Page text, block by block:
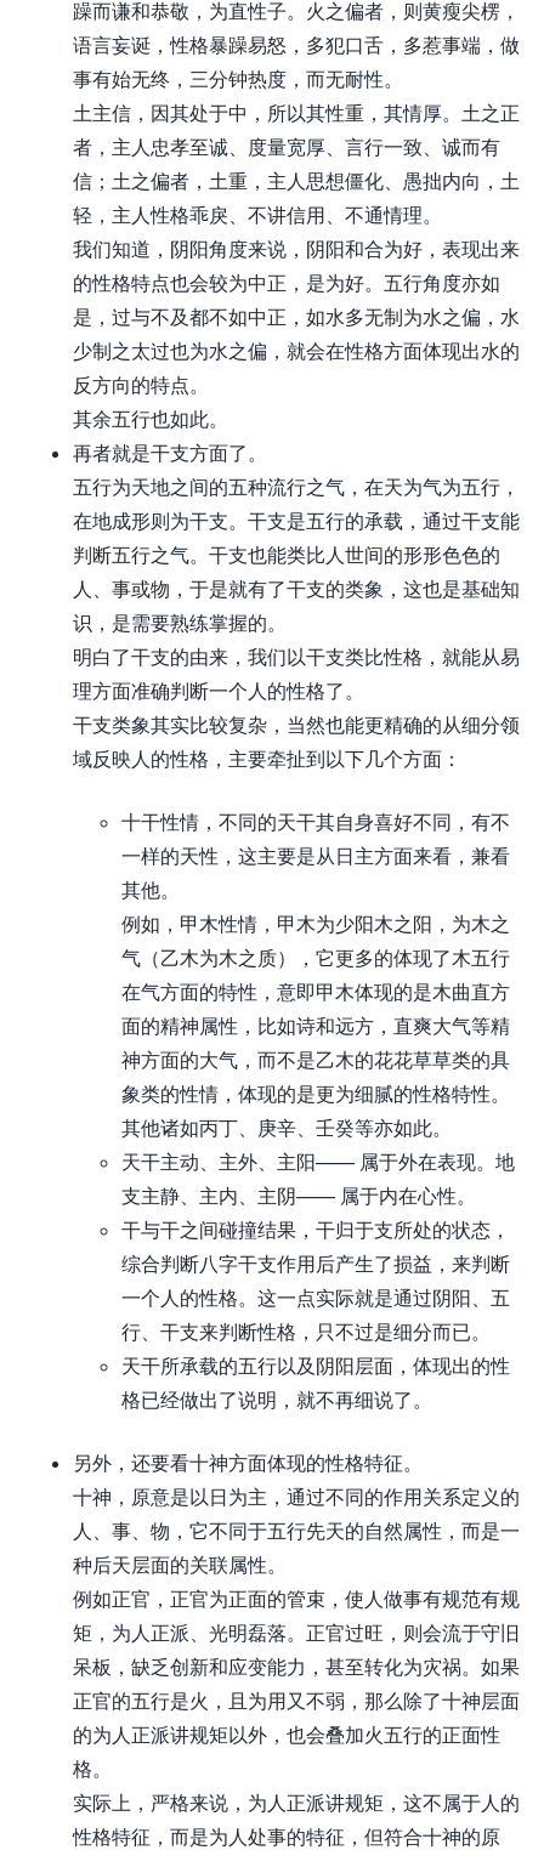
躁而谦和恭敬，为直性子。火之偏者，则黄瘦尖楞，
语言妄诞，性格暴躁易怒，多犯口舌，多惹事端，做
事有始无终，三分钟热度，而无耐性。
土主信，因其处于中，所以其性重，其情厚。土之正
者，主人忠孝至诚、度量宽厚、言行一致、诚而有
信；土之偏者，土重，主人思想僵化、愚拙内向，土
轻，主人性格乖戾、不讲信用、不通情理。
我们知道，阴阳角度来说，阴阳和合为好，表现出来
的性格特点也会较为中正，是为好。五行角度亦如
是，过与不及都不如中正，如水多无制为水之偏，水
少制之太过也为水之偏，就会在性格方面体现出水的
反方向的特点。
其余五行也如此。
再者就是干支方面了。
五行为天地之间的五种流行之气，在天为气为五行，
在地成形则为干支。干支是五行的承载，通过干支能
判断五行之气。干支也能类比人世间的形形色色的
人、事或物，于是就有了干支的类象，这也是基础知
识，是需要熟练掌握的。
明白了干支的由来，我们以干支类比性格，就能从易
理方面准确判断一个人的性格了。
干支类象其实比较复杂，当然也能更精确的从细分领
域反映人的性格，主要牵扯到以下几个方面：
十干性情，不同的天干其自身喜好不同，有不
一样的天性，这主要是从日主方面来看，兼看
其他。
例如，甲木性情，甲木为少阳木之阳，为木之
气（乙木为木之质），它更多的体现了木五行
在气方面的特性，意即甲木体现的是木曲直方
面的精神属性，比如诗和远方，直爽大气等精
神方面的大气，而不是乙木的花花草草类的具
象类的性情，体现的是更为细腻的性格特性。
其他诸如丙丁、庚辛、壬癸等亦如此。
天干主动、主外、主阳—— 属于外在表现。地
支主静、主内、主阴—— 属于内在心性。
干与干之间碰撞结果，干归于支所处的状态，
综合判断八字干支作用后产生了损益，来判断
一个人的性格。这一点实际就是通过阴阳、五
行、干支来判断性格，只不过是细分而已。
天干所承载的五行以及阴阳层面，体现出的性
格已经做出了说明，就不再细说了。
另外，还要看十神方面体现的性格特征。
十神，原意是以日为主，通过不同的作用关系定义的
人、事、物，它不同于五行先天的自然属性，而是一
种后天层面的关联属性。
例如正官，正官为正面的管束，使人做事有规范有规
矩，为人正派、光明磊落。正官过旺，则会流于守旧
呆板，缺乏创新和应变能力，甚至转化为灾祸。如果
正官的五行是火，且为用又不弱，那么除了十神层面
的为人正派讲规矩以外，也会叠加火五行的正面性
格。
实际上，严格来说，为人正派讲规矩，这不属于人的
性格特征，而是为人处事的特征，但符合十神的原